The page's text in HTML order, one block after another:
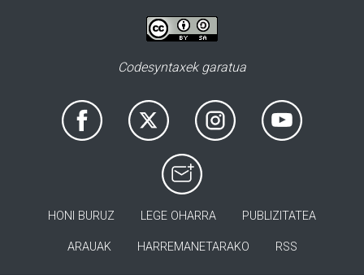
Codesyntaxek garatua
HONI BURUZ LEGE OHARRA PUBLIZITATEA
ARAUAK HARREMANETARAKO RSS